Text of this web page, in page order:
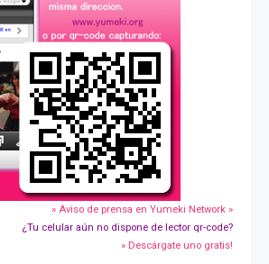
» Aviso de prensa en Yumeki Network »
¿Tu celular aún no dispone de lector qr-code?
» Descárgate uno gratis!